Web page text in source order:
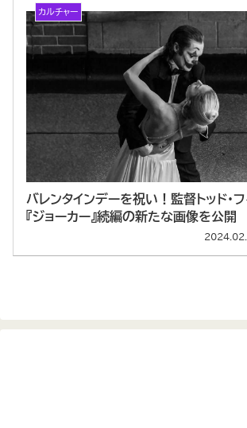
カルチャー
バレンタインデーを祝い！監督トッド・
『ジョーカー』続編の新たな画像を公開